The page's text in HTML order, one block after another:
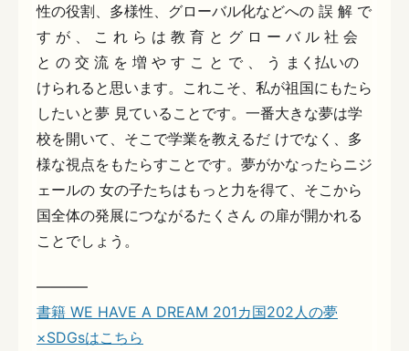
性の役割、多様性、グローバル化などへの 誤 解 で
す が 、 こ れ ら は 教 育 と グ ロ ー バ ル 社 会
と の 交 流 を 増 や す こ と で 、 う まく払いの
けられると思います。これこそ、私が祖国にもたら
したいと夢 見ていることです。一番大きな夢は学
校を開いて、そこで学業を教えるだ けでなく、多
様な視点をもたらすことです。夢がかなったらニジ
ェールの 女の子たちはもっと力を得て、そこから
国全体の発展につながるたくさん の扉が開かれる
ことでしょう。
———–
書籍 WE HAVE A DREAM 201カ国202人の夢
×SDGsはこちら